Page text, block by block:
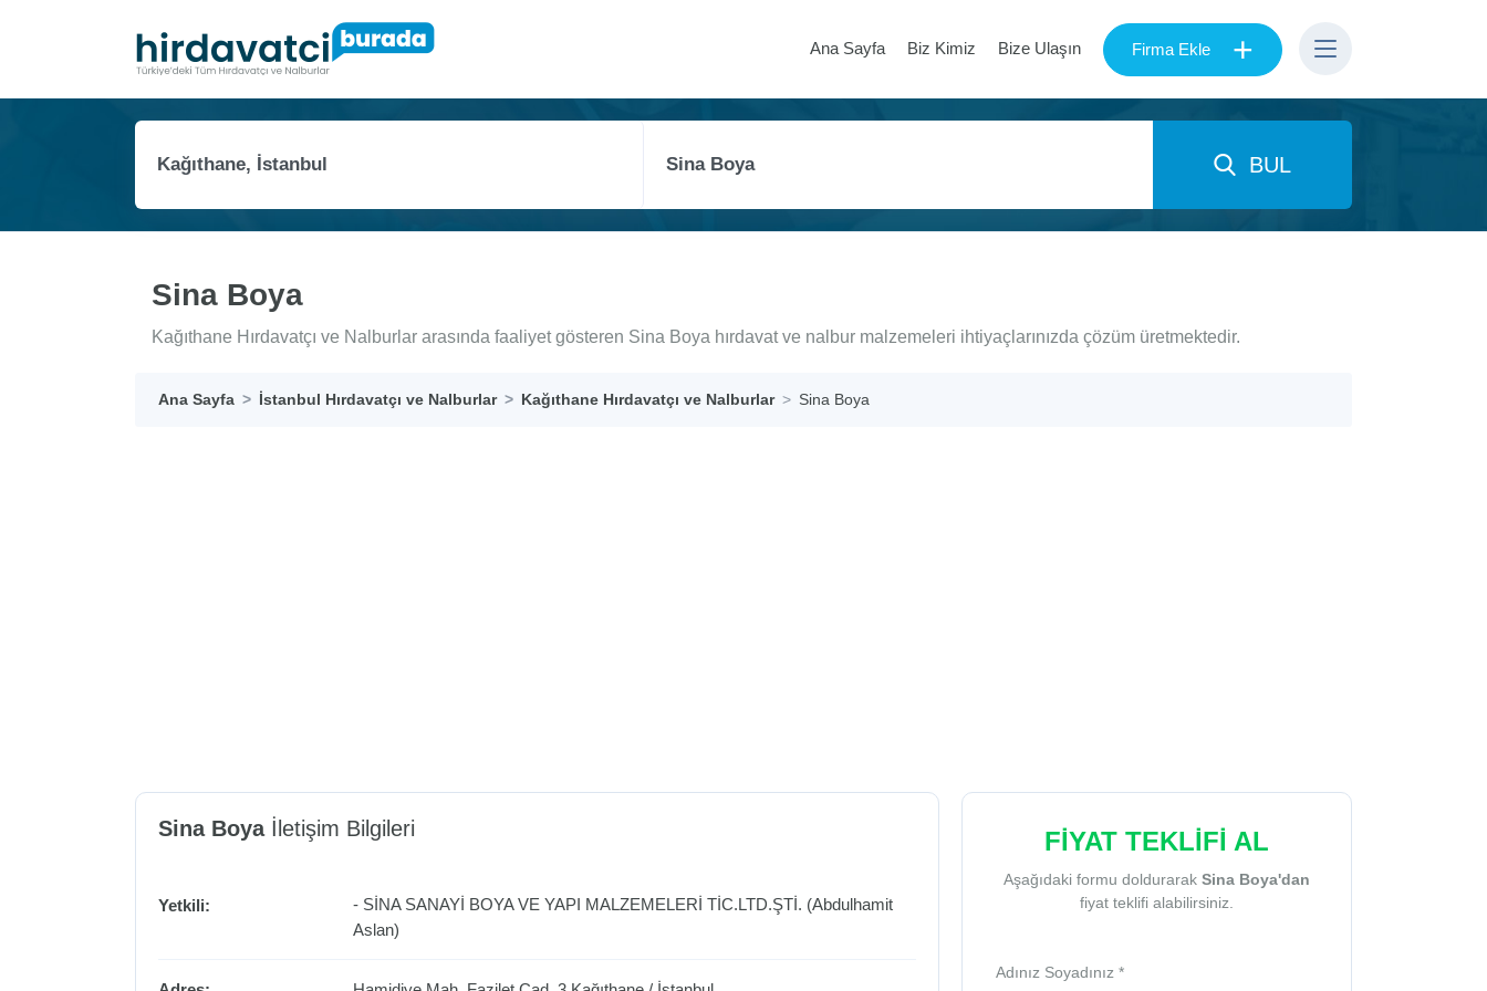
Ana Sayfa Biz Kimiz Bize Ulaşın Firma Ekle +
BUL
Sina Boya
Kağıthane Hırdavatçı ve Nalburlar arasında faaliyet gösteren Sina Boya hırdavat ve nalbur malzemeleri ihtiyaçlarınızda çözüm üretmektedir.
Ana Sayfa İstanbul Hırdavatçı ve Nalburlar Kağıthane Hırdavatçı ve Nalburlar Sina Boya
Sina Boyaİletişim Bilgileri
Yetkili:
- SİNA SANAYİ BOYA VE YAPI MALZEMELERİ TİC.LTD.ŞTİ. (Abdulhamit
Aslan)
FİYAT TEKLİFİ AL
Aşağıdaki formu doldurarak Sina Boya'dan
fiyat teklifi alabilirsiniz.
Adınız Soyadınız *